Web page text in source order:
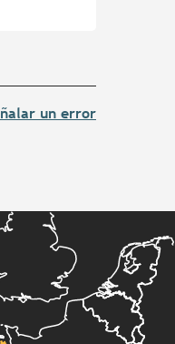
un error